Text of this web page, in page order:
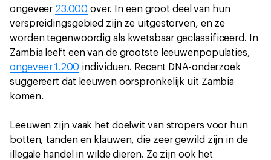
ongeveer 23.000 over. In een groot deel van hun
verspreidingsgebied zijn ze uitgestorven, en ze
worden tegenwoordig als kwetsbaar geclassificeerd. In
Zambia leeft een van de grootste leeuwenpopulaties,
ongeveer 1.200 individuen. Recent DNA-onderzoek
suggereert dat leeuwen oorspronkelijk uit Zambia
komen.
Leeuwen zijn vaak het doelwit van stropers voor hun
botten, tanden en klauwen, die zeer gewild zijn in de
illegale handel in wilde dieren. Ze zijn ook het